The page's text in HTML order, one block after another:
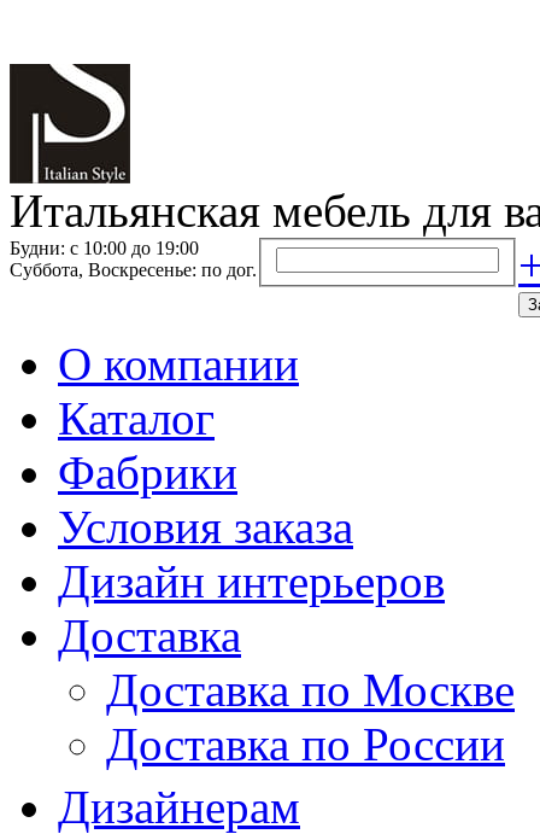
Итальянская мебель для
Будни: с 10:00 до 19:00
Суббота, Воскресенье: по дог.
О компании
Каталог
Фабрики
Условия заказа
Дизайн интерьеров
Доставка
Доставка по Москве
Доставка по России
Дизайнерам